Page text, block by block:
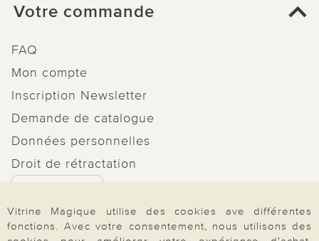
Votre commande
FAQ
Mon compte
Inscription Newsletter
Demande de catalogue
Données personnelles
Droit de rétractation
Vitrine Magique utilise des cookies ave différentes
fonctions. Avec votre consentement, nous utilisons des